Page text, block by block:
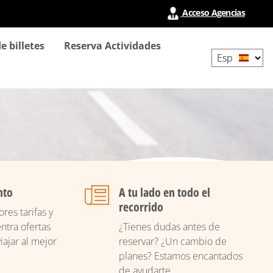
Acceso Agencias
billetes
Reserva Actividades
your
tarifas y
ofertas
al mejor
A tu lado en todo el
recorrido
¿Tienes dudas antes de
reservar? ¿Un cambio de
planes? Estamos encantados